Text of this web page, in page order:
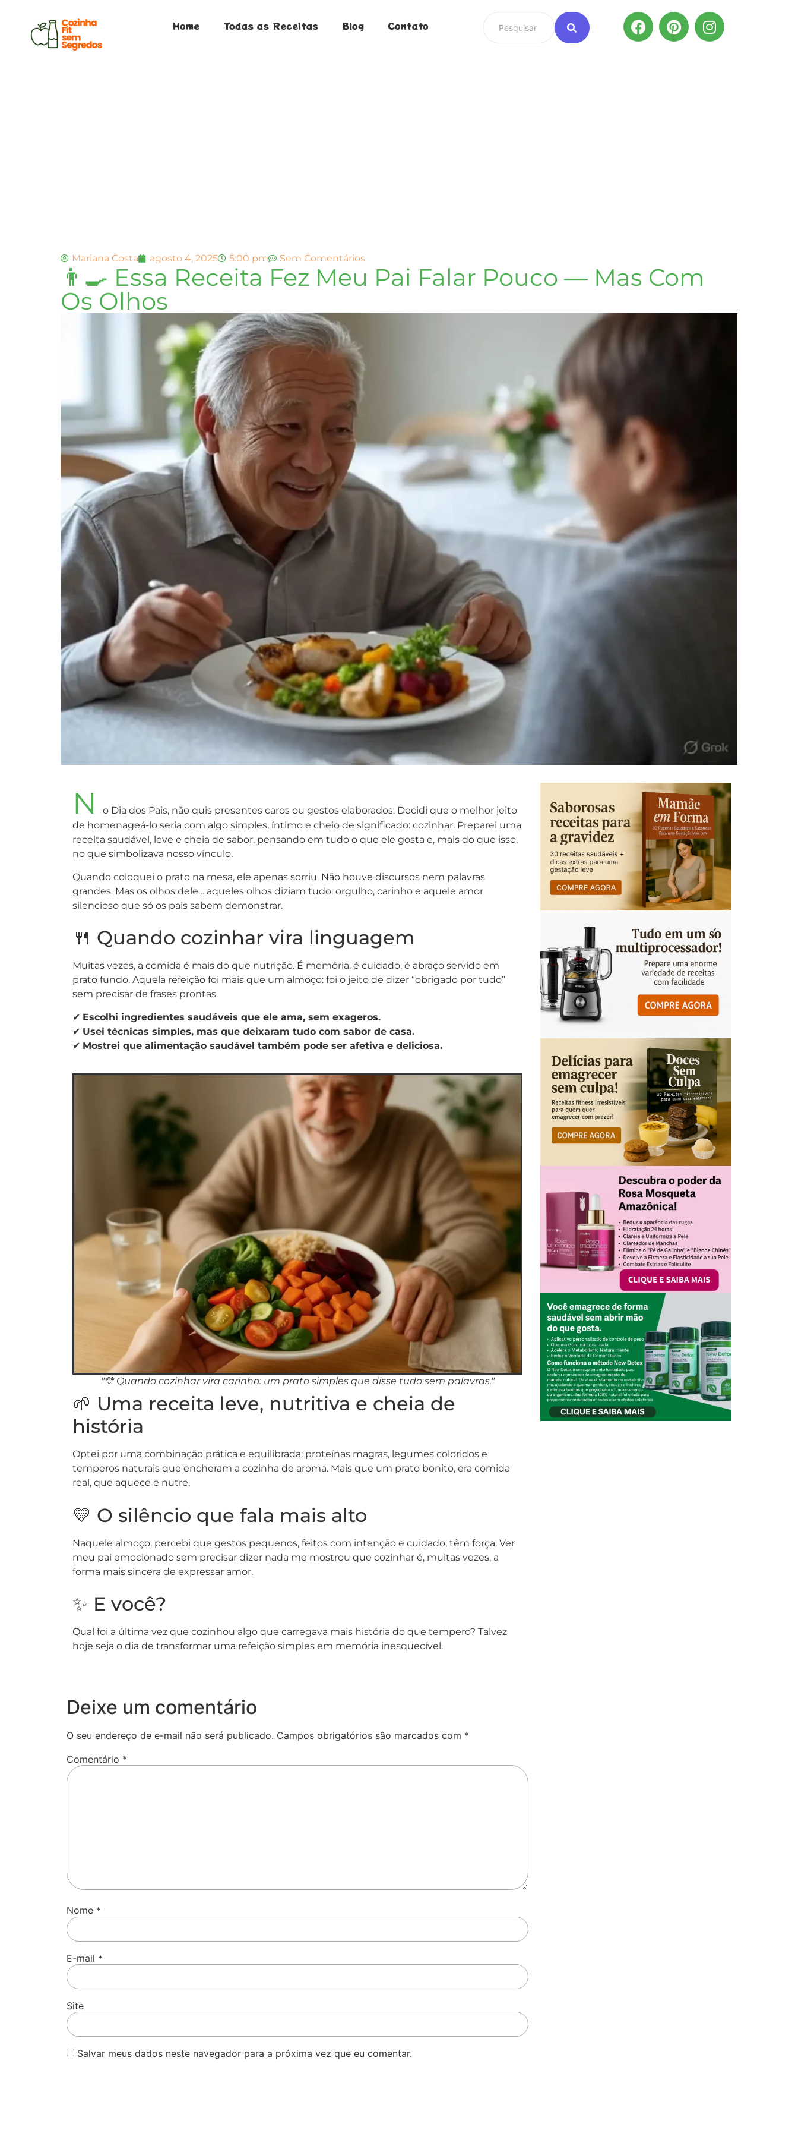
Home Todas as Receitas Blog Contato
Mariana Costa agosto 4, 2025 5:00 pm Sem Comentários
👨‍🍳 Essa Receita Fez Meu Pai Falar Pouco — Mas Com
Os Olhos
N
o Dia dos Pais, não quis presentes caros ou gestos elaborados. Decidi que o melhor jeito
de homenageá-lo seria com algo simples, íntimo e cheio de significado: cozinhar. Preparei uma
receita saudável, leve e cheia de sabor, pensando em tudo o que ele gosta e, mais do que isso,
no que simbolizava nosso vínculo.
Quando coloquei o prato na mesa, ele apenas sorriu. Não houve discursos nem palavras
grandes. Mas os olhos dele… aqueles olhos diziam tudo: orgulho, carinho e aquele amor
silencioso que só os pais sabem demonstrar.
🍴 Quando cozinhar vira linguagem
Muitas vezes, a comida é mais do que nutrição. É memória, é cuidado, é abraço servido em
prato fundo. Aquela refeição foi mais que um almoço: foi o jeito de dizer “obrigado por tudo”
sem precisar de frases prontas.
✔ Escolhi ingredientes saudáveis que ele ama, sem exageros.
✔ Usei técnicas simples, mas que deixaram tudo com sabor de casa.
✔ Mostrei que alimentação saudável também pode ser afetiva e deliciosa.
"💛 Quando cozinhar vira carinho: um prato simples que disse tudo sem palavras."
🌱 Uma receita leve, nutritiva e cheia de
história
Optei por uma combinação prática e equilibrada: proteínas magras, legumes coloridos e
temperos naturais que encheram a cozinha de aroma. Mais que um prato bonito, era comida
real, que aquece e nutre.
💛 O silêncio que fala mais alto
Naquele almoço, percebi que gestos pequenos, feitos com intenção e cuidado, têm força. Ver
meu pai emocionado sem precisar dizer nada me mostrou que cozinhar é, muitas vezes, a
forma mais sincera de expressar amor.
✨ E você?
Qual foi a última vez que cozinhou algo que carregava mais história do que tempero? Talvez
hoje seja o dia de transformar uma refeição simples em memória inesquecível.
Deixe um comentário
O seu endereço de e-mail não será publicado. Campos obrigatórios são marcados com *
Comentário *
Nome *
E-mail *
Site
Salvar meus dados neste navegador para a próxima vez que eu comentar.